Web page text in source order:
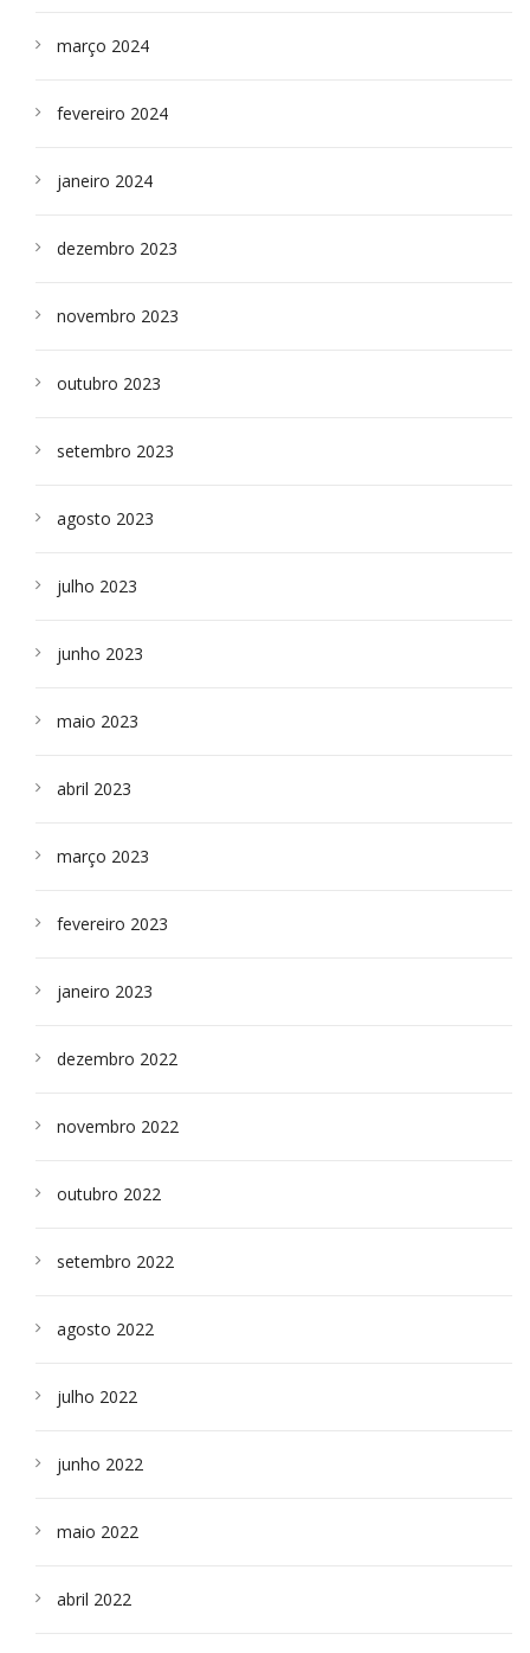
março 2024
fevereiro 2024
janeiro 2024
dezembro 2023
novembro 2023
outubro 2023
setembro 2023
agosto 2023
julho 2023
junho 2023
maio 2023
abril 2023
março 2023
fevereiro 2023
janeiro 2023
dezembro 2022
novembro 2022
outubro 2022
setembro 2022
agosto 2022
julho 2022
junho 2022
maio 2022
abril 2022